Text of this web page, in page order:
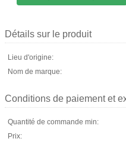
Détails sur le produit
Lieu d'origine:
Nom de marque:
Conditions de paiement et
Quantité de commande min:
Prix: